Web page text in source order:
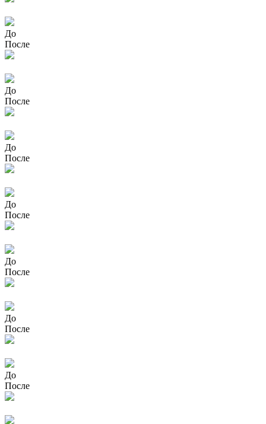
До
После
До
После
До
После
До
После
До
После
До
После
До
После